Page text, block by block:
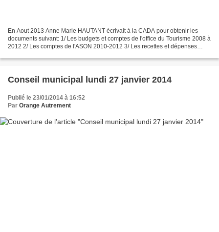
En Aout 2013 Anne Marie HAUTANT écrivait à la CADA pour obtenir les
documents suivant: 1/ Les budgets et comptes de l'office du Tourisme 2008 à
2012 2/ Les comptes de l'ASON 2010-2012 3/ Les recettes et dépenses
Conseil municipal lundi 27 janvier 2014
Publié le 23/01/2014 à 16:52
Par Orange Autrement